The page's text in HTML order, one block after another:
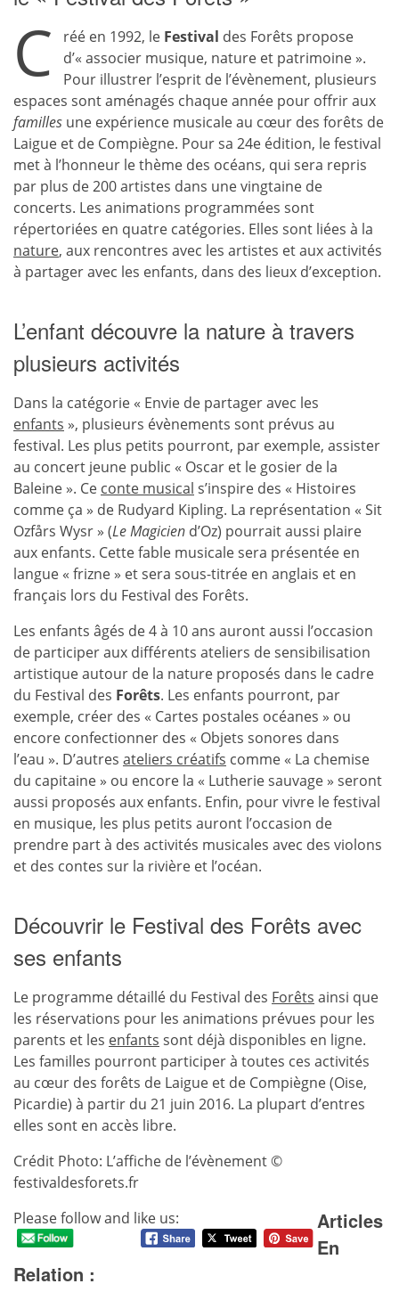
C réé en 1992, le Festival des Forêts propose
d’« associer musique, nature et patrimoine ».
Pour illustrer l’esprit de l’évènement, plusieurs
espaces sont aménagés chaque année pour offrir aux
familles une expérience musicale au cœur des forêts de
Laigue et de Compiègne. Pour sa 24e édition, le festival
met à l’honneur le thème des océans, qui sera repris
par plus de 200 artistes dans une vingtaine de
concerts. Les animations programmées sont
répertoriées en quatre catégories. Elles sont liées à la
nature, aux rencontres avec les artistes et aux activités
à partager avec les enfants, dans des lieux d’exception.
L’enfant découvre la nature à travers
plusieurs activités
Dans la catégorie « Envie de partager avec les
enfants », plusieurs évènements sont prévus au
festival. Les plus petits pourront, par exemple, assister
au concert jeune public « Oscar et le gosier de la
Baleine ». Ce conte musical s’inspire des « Histoires
comme ça » de Rudyard Kipling. La représentation « Sit
Ozfårs Wysr » (Le Magicien d’Oz) pourrait aussi plaire
aux enfants. Cette fable musicale sera présentée en
langue « frizne » et sera sous-titrée en anglais et en
français lors du Festival des Forêts.
Les enfants âgés de 4 à 10 ans auront aussi l’occasion
de participer aux différents ateliers de sensibilisation
artistique autour de la nature proposés dans le cadre
du Festival des Forêts. Les enfants pourront, par
exemple, créer des « Cartes postales océanes » ou
encore confectionner des « Objets sonores dans
l’eau ». D’autres ateliers créatifs comme « La chemise
du capitaine » ou encore la « Lutherie sauvage » seront
aussi proposés aux enfants. Enfin, pour vivre le festival
en musique, les plus petits auront l’occasion de
prendre part à des activités musicales avec des violons
et des contes sur la rivière et l’océan.
Découvrir le Festival des Forêts avec
ses enfants
Le programme détaillé du Festival des Forêts ainsi que
les réservations pour les animations prévues pour les
parents et les enfants sont déjà disponibles en ligne.
Les familles pourront participer à toutes ces activités
au cœur des forêts de Laigue et de Compiègne (Oise,
Picardie) à partir du 21 juin 2016. La plupart d’entres
elles sont en accès libre.
Crédit Photo: L’affiche de l’évènement ©
festivaldesforets.fr
Please follow and like us:
Articles
En
Relation :